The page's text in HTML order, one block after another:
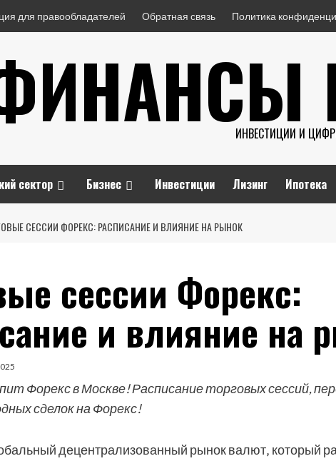
для правообладателей Обратная связь Политика
ИНВЕСТИЦИИ И
сектор Бизнес Инвестиции Лизинг Ипотека
СЕССИИ ФОРЕКС: РАСПИСАНИЕ И ВЛИЯНИЕ НА РЫНОК
сессии Форекс:
и влияние на
Форекс в Москве! Расписание торговых сессий,
сделок на Форекс!
децентрализованный рынок валют‚ который